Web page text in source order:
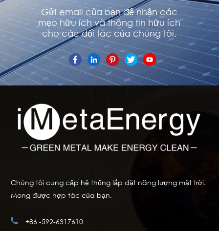
Gửi email của bạn để nhận các
mẹo hữu ích và thông tin hữu ích
cho các đối tác của chúng tôi.
Chúng tôi cung cấp hệ thống lắp đặt năng lượng mặt trời.
Mong được hợp tác của bạn.
+86 -592-6317610